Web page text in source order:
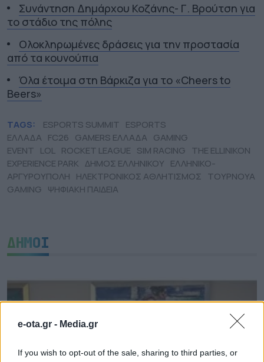
e-ota.gr - Media.gr
If you wish to opt-out of the sale, sharing to third parties, or
Συνάντηση Δημάρχου Κοζάνης- Γ. Βρούτση για
το στάδιο της πόλης
Ολοκληρωμένες δράσεις για την προστασία
από τα κουνούπια
Όλα έτοιμα στη Βάρκιζα για το «Cheers to
Beers»
TAGS: ESPORTS SUMMIT ESPORTS
ΕΛΛΑΔΑ FC26 GAMERS ΕΛΛΑΔΑ GAMING
EVENT LOL ROCKET LEAGUE SIM RACING THE ELLINIKON
EXPERIENCE PARK ΔΗΜΟΣ ΕΛΛΗΝΙΚΟΥ ΕΛΛΗΝΙΚΟ-
ΑΡΓΥΡΟΥΠΟΛΗ ΗΛΕΚΤΡΟΝΙΚΟΣ ΑΘΛΗΤΙΣΜΟΣ ΤΟΥΡΝΟΥΑ
GAMING ΨΗΦΙΑΚΗ ΠΑΙΔΕΙΑ
ΔΗΜΟΙ